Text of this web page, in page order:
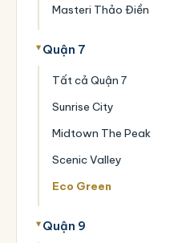
Masteri Thảo Điền
Quận 7
Tất cả Quận 7
Sunrise City
Midtown The Peak
Scenic Valley
Eco Green
Quận 9